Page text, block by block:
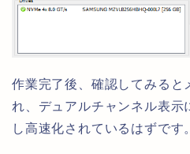
作業完了後、確認してみると
れ、デュアルチャンネル表示
し高速化されているはずです。